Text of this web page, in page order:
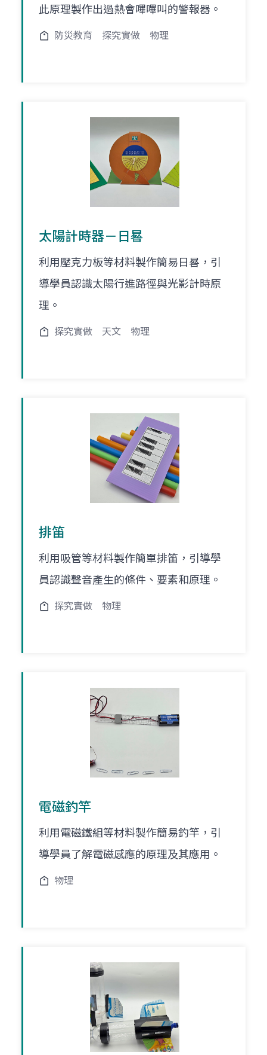
此原理製作出過熱會嗶嗶叫的警報器。
防災教育 探究實做 物理
太陽計時器－日晷
利用壓克力板等材料製作簡易日晷，引
導學員認識太陽行進路徑與光影計時原
理。
探究實做 天文 物理
排笛
利用吸管等材料製作簡單排笛，引導學
員認識聲音產生的條件、要素和原理。
探究實做 物理
電磁釣竿
利用電磁鐵組等材料製作簡易釣竿，引
導學員了解電磁感應的原理及其應用。
物理